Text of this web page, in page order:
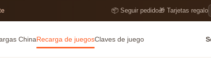
📦 Seguir pedido🎁 Tarjetas regalo
ChinaRecarga de juegosClaves de juego